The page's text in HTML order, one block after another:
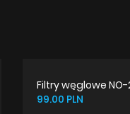
Filtry węglowe NO-
99.00 PLN